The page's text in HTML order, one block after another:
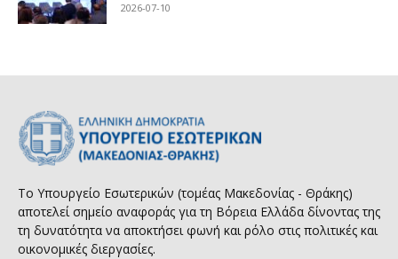
2026-07-10
Το Υπουργείο Εσωτερικών (τομέας Μακεδονίας - Θράκης)
αποτελεί σημείο αναφοράς για τη Βόρεια Ελλάδα δίνοντας της
τη δυνατότητα να αποκτήσει φωνή και ρόλο στις πολιτικές και
οικονομικές διεργασίες.